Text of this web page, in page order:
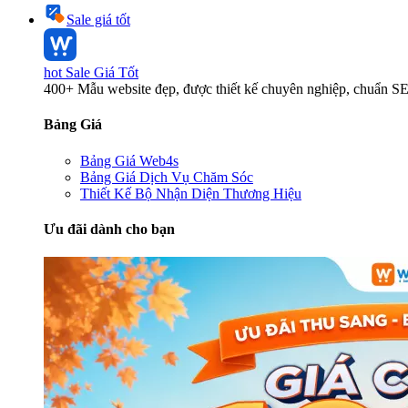
Sale giá tốt
hot Sale Giá Tốt
400+ Mẫu website đẹp, được thiết kế chuyên nghiệp, chuẩn
Bảng Giá
Bảng Giá Web4s
Bảng Giá Dịch Vụ Chăm Sóc
Thiết Kế Bộ Nhận Diện Thương Hiệu
Ưu đãi dành cho bạn